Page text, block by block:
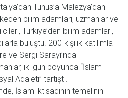
Tunus’a Malezya’dan
bilim adamları, uzmanlar ve
Türkiye’den bilim adamları,
buluştu. 200 kişilik katılımla
ve Sergi Sarayı’nda
iki gün boyunca “İslam
Adaleti” tartıştı.
İslam iktisadının temelinin